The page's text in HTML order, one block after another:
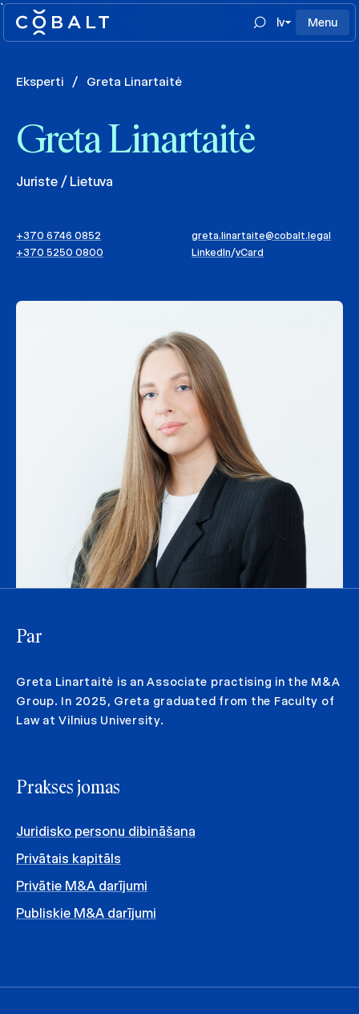
`
lv
Menu
Eksperti / Greta Linartaitė
Greta Linartaitė
Juriste / Lietuva
+370 6746 0852
+370 5250 0800
greta.linartaite@cobalt.legal
LinkedIn/vCard
Par
Greta Linartaitė is an Associate practising in the M&A
Group. In 2025, Greta graduated from the Faculty of
Law at Vilnius University.
Prakses jomas
Juridisko personu dibināšana
Privātais kapitāls
Privātie M&A darījumi
Publiskie M&A darījumi